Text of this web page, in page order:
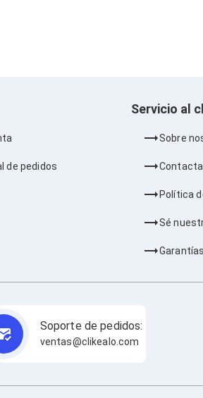
de pedidos
Servicio al
Sobre
Política
Sé
Soporte de pedidos:
ventas@clikealo.com